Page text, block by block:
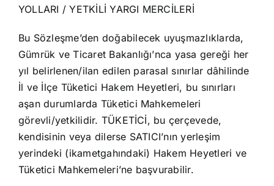
YOLLARI / YETKİLİ YARGI MERCİLERİ
Bu Sözleşme’den doğabilecek uyuşmazlıklarda,
Gümrük ve Ticaret Bakanlığı’nca yasa gereği her
yıl belirlenen/ilan edilen parasal sınırlar dâhilinde
İl ve İlçe Tüketici Hakem Heyetleri, bu sınırları
aşan durumlarda Tüketici Mahkemeleri
görevli/yetkilidir. TÜKETİCİ, bu çerçevede,
kendisinin veya dilerse SATICI’nın yerleşim
yerindeki (ikametgahındaki) Hakem Heyetleri ve
Tüketici Mahkemeleri’ne başvurabilir.